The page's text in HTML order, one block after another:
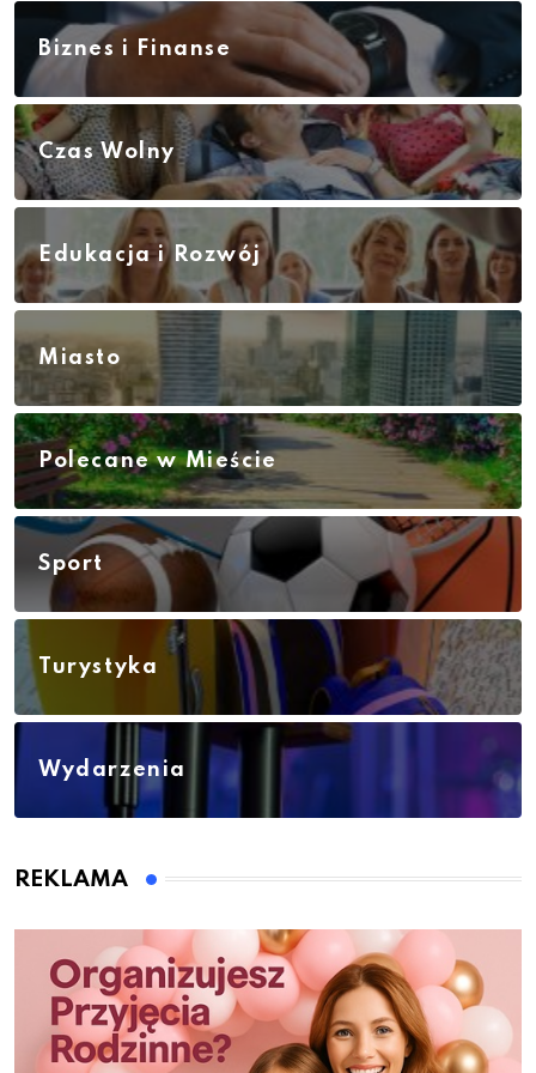
Biznes i Finanse
Czas Wolny
Edukacja i Rozwój
Miasto
Polecane w Mieście
Sport
Turystyka
Wydarzenia
REKLAMA